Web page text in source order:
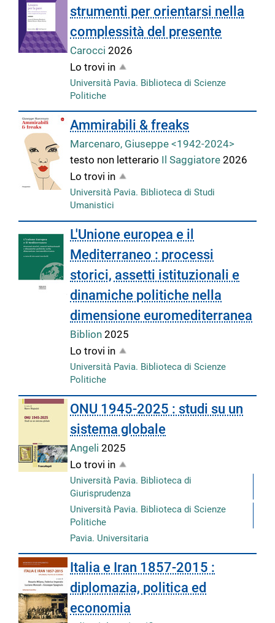
strumenti per orientarsi nella
complessità del presente
Carocci2026
Lo trovi in
Università Pavia. Biblioteca di Scienze
Politiche
Ammirabili & freaks
Marcenaro, Giuseppe <1942-2024>
testo non letterario Il Saggiatore2026
Lo trovi in
Università Pavia. Biblioteca di Studi
Umanistici
L'Unione europea e il
Mediterraneo : processi
storici, assetti istituzionali e
dinamiche politiche nella
dimensione euromediterranea
Biblion2025
Lo trovi in
Università Pavia. Biblioteca di Scienze
Politiche
ONU 1945-2025 : studi su un
sistema globale
Angeli2025
Lo trovi in
Università Pavia. Biblioteca di
Giurisprudenza
Università Pavia. Biblioteca di Scienze
Politiche
Pavia. Universitaria
Italia e Iran 1857-2015 :
diplomazia, politica ed
economia